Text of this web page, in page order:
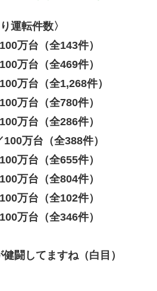
運転件数〉
万台（全143件）
万台（全469件）
万台（全1,268件）
万台（全780件）
万台（全286件）
万台（全388件）
万台（全655件）
万台（全804件）
万台（全102件）
万台（全346件）
闘してますね（白目）